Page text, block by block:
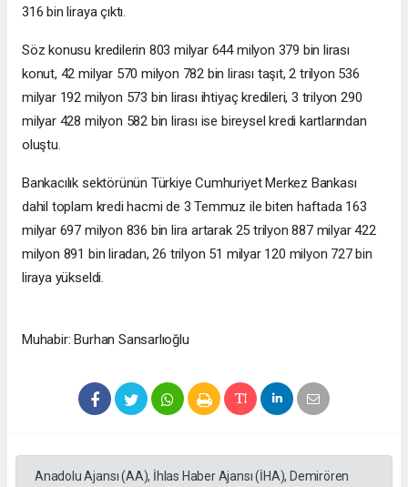
316 bin liraya çıktı.
Söz konusu kredilerin 803 milyar 644 milyon 379 bin lirası
konut, 42 milyar 570 milyon 782 bin lirası taşıt, 2 trilyon 536
milyar 192 milyon 573 bin lirası ihtiyaç kredileri, 3 trilyon 290
milyar 428 milyon 582 bin lirası ise bireysel kredi kartlarından
oluştu.
Bankacılık sektörünün Türkiye Cumhuriyet Merkez Bankası
dahil toplam kredi hacmi de 3 Temmuz ile biten haftada 163
milyar 697 milyon 836 bin lira artarak 25 trilyon 887 milyar 422
milyon 891 bin liradan, 26 trilyon 51 milyar 120 milyon 727 bin
liraya yükseldi.
Muhabir: Burhan Sansarlıoğlu
Anadolu Ajansı (AA), İhlas Haber Ajansı (İHA), Demirören